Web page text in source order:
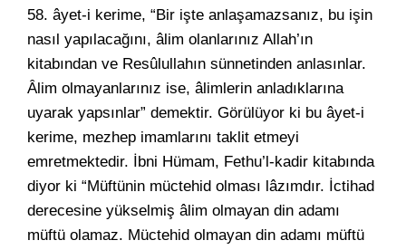
58. âyet-i kerime, “Bir işte anlaşamazsanız, bu işin
nasıl yapılacağını, âlim olanlarınız Allah’ın
kitabından ve Resûlullahın sünnetinden anlasınlar.
Âlim olmayanlarınız ise, âlimlerin anladıklarına
uyarak yapsınlar” demektir. Görülüyor ki bu âyet-i
kerime, mezhep imamlarını taklit etmeyi
emretmektedir. İbni Hümam, Fethu’l-kadir kitabında
diyor ki “Müftünin müctehid olması lâzımdır. İctihad
derecesine yükselmiş âlim olmayan din adamı
müftü olamaz. Müctehid olmayan din adamı müftü